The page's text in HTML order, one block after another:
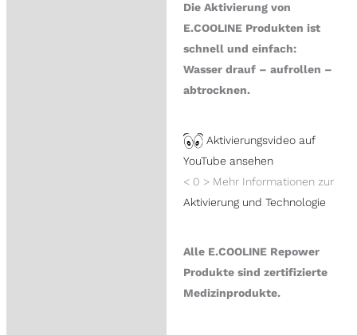
Die Aktivierung von
E.COOLINE Produkten ist
schnell und einfach:
Wasser drauf – aufrollen –
abtrocknen.
Aktivierungsvideo auf
YouTube ansehen
< 0 > Mehr Informationen zur
Aktivierung und Technologie
Alle E.COOLINE Repower
Produkte sind zertifizierte
Medizinprodukte.